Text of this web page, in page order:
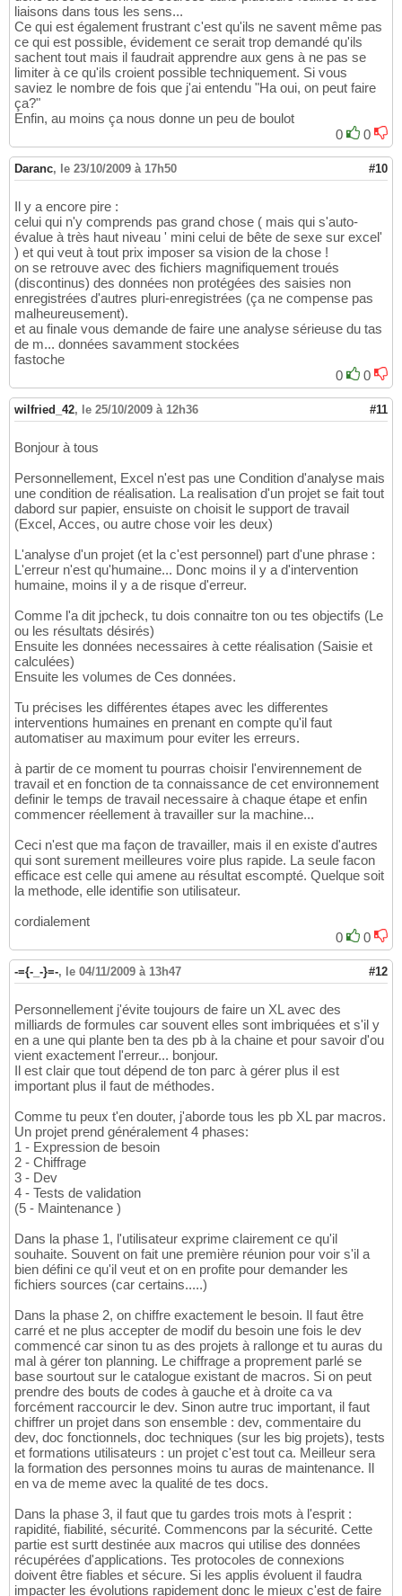
liaisons dans tous les sens...
Ce qui est également frustrant c'est qu'ils ne savent même pas
ce qui est possible, évidement ce serait trop demandé qu'ils
sachent tout mais il faudrait apprendre aux gens à ne pas se
limiter à ce qu'ils croient possible techniquement. Si vous
saviez le nombre de fois que j'ai entendu "Ha oui, on peut faire
ça?"
Enfin, au moins ça nous donne un peu de boulot
0
0
Daranc, le 23/10/2009 à 17h50 #10
Il y a encore pire :
celui qui n'y comprends pas grand chose ( mais qui s'auto-
évalue à très haut niveau ' mini celui de bête de sexe sur excel'
) et qui veut à tout prix imposer sa vision de la chose !
on se retrouve avec des fichiers magnifiquement troués
(discontinus) des données non protégées des saisies non
enregistrées d'autres pluri-enregistrées (ça ne compense pas
malheureusement).
et au finale vous demande de faire une analyse sérieuse du tas
de m... données savamment stockées
fastoche
0
0
wilfried_42, le 25/10/2009 à 12h36 #11
Bonjour à tous
Personnellement, Excel n'est pas une Condition d'analyse mais
une condition de réalisation. La realisation d'un projet se fait tout
dabord sur papier, ensuiste on choisit le support de travail
(Excel, Acces, ou autre chose voir les deux)
L'analyse d'un projet (et la c'est personnel) part d'une phrase :
L'erreur n'est qu'humaine... Donc moins il y a d'intervention
humaine, moins il y a de risque d'erreur.
Comme l'a dit jpcheck, tu dois connaitre ton ou tes objectifs (Le
ou les résultats désirés)
Ensuite les données necessaires à cette réalisation (Saisie et
calculées)
Ensuite les volumes de Ces données.
Tu précises les différentes étapes avec les differentes
interventions humaines en prenant en compte qu'il faut
automatiser au maximum pour eviter les erreurs.
à partir de ce moment tu pourras choisir l'envirennement de
travail et en fonction de ta connaissance de cet environnement
definir le temps de travail necessaire à chaque étape et enfin
commencer réellement à travailler sur la machine...
Ceci n'est que ma façon de travailler, mais il en existe d'autres
qui sont surement meilleures voire plus rapide. La seule facon
efficace est celle qui amene au résultat escompté. Quelque soit
la methode, elle identifie son utilisateur.
cordialement
0
0
-={-_-}=-, le 04/11/2009 à 13h47 #12
Personnellement j'évite toujours de faire un XL avec des
milliards de formules car souvent elles sont imbriquées et s'il y
en a une qui plante ben ta des pb à la chaine et pour savoir d'ou
vient exactement l'erreur... bonjour.
Il est clair que tout dépend de ton parc à gérer plus il est
important plus il faut de méthodes.
Comme tu peux t'en douter, j'aborde tous les pb XL par macros.
Un projet prend généralement 4 phases:
1 - Expression de besoin
2 - Chiffrage
3 - Dev
4 - Tests de validation
(5 - Maintenance )
Dans la phase 1, l'utilisateur exprime clairement ce qu'il
souhaite. Souvent on fait une première réunion pour voir s'il a
bien défini ce qu'il veut et on en profite pour demander les
fichiers sources (car certains.....)
Dans la phase 2, on chiffre exactement le besoin. Il faut être
carré et ne plus accepter de modif du besoin une fois le dev
commencé car sinon tu as des projets à rallonge et tu auras du
mal à gérer ton planning. Le chiffrage a proprement parlé se
base sourtout sur le catalogue existant de macros. Si on peut
prendre des bouts de codes à gauche et à droite ca va
forcément raccourcir le dev. Sinon autre truc important, il faut
chiffrer un projet dans son ensemble : dev, commentaire du
dev, doc fonctionnels, doc techniques (sur les big projets), tests
et formations utilisateurs : un projet c'est tout ca. Meilleur sera
la formation des personnes moins tu auras de maintenance. Il
en va de meme avec la qualité de tes docs.
Dans la phase 3, il faut que tu gardes trois mots à l'esprit :
rapidité, fiabilité, sécurité. Commencons par la sécurité. Cette
partie est surtt destinée aux macros qui utilise des données
récupérées d'applications. Tes protocoles de connexions
doivent être fiables et sécure. Si les applis évoluent il faudra
impacter les évolutions rapidement donc le mieux c'est de faire